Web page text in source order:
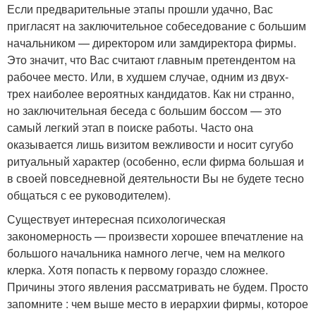
Если предварительные этапы прошли удачно, Вас
пригласят на заключительное собеседование с большим
начальником — директором или замдиректора фирмы.
Это значит, что Вас считают главным претендентом на
рабочее место. Или, в худшем случае, одним из двух-
трех наиболее вероятных кандидатов. Как ни странно,
но заключительная беседа с большим боссом — это
самый легкий этап в поиске работы. Часто она
оказывается лишь визитом вежливости и носит сугубо
ритуальный характер (особенно, если фирма большая и
в своей повседневной деятельности Вы не будете тесно
общаться с ее руководителем).
Существует интересная психологическая
закономерность — произвести хорошее впечатление на
большого начальника намного легче, чем на мелкого
клерка. Хотя попасть к первому гораздо сложнее.
Причины этого явления рассматривать не будем. Просто
запомните : чем выше место в иерархии фирмы, которое